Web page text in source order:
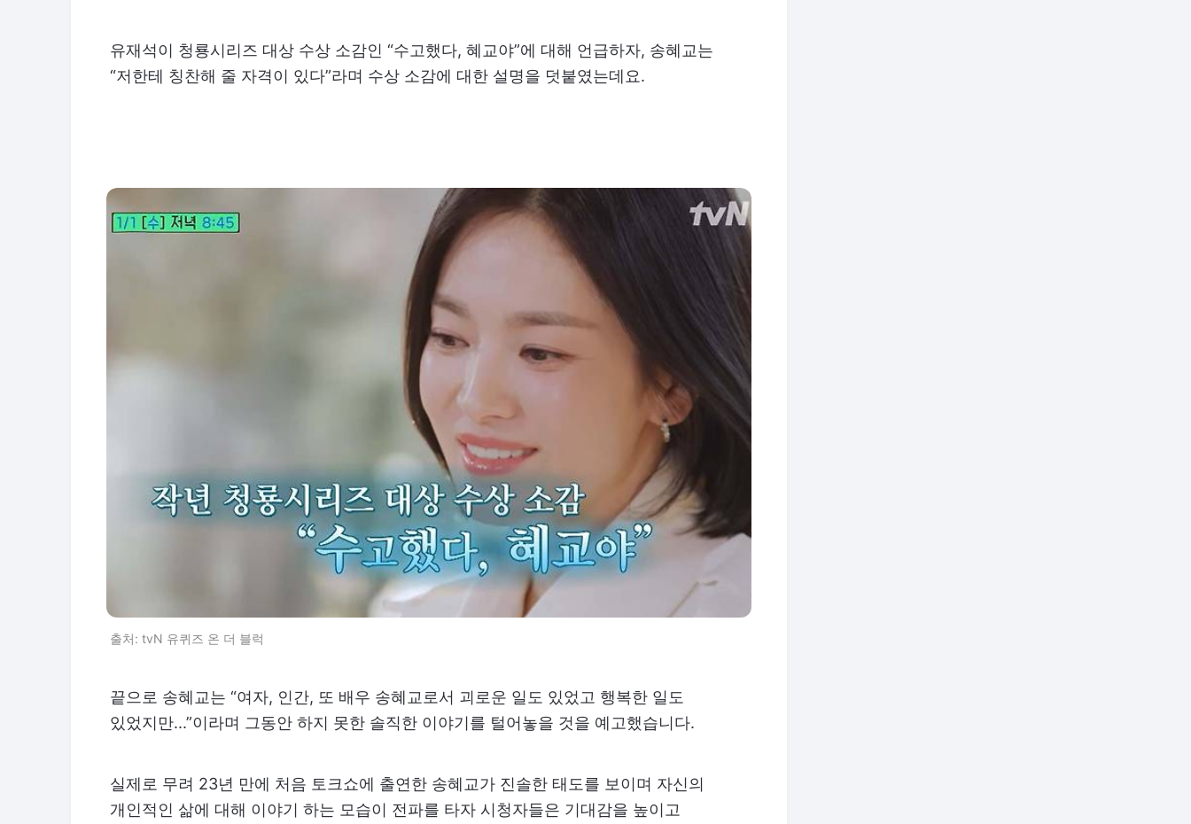
유재석이 청룡시리즈 대상 수상 소감인 “수고했다, 혜교야”에 대해 언급하자, 송혜교는
“저한테 칭찬해 줄 자격이 있다”라며 수상 소감에 대한 설명을 덧붙였는데요.
출처: tvN 유퀴즈 온 더 블럭
끝으로 송혜교는 “여자, 인간, 또 배우 송혜교로서 괴로운 일도 있었고 행복한 일도
있었지만...”이라며 그동안 하지 못한 솔직한 이야기를 털어놓을 것을 예고했습니다.
실제로 무려 23년 만에 처음 토크쇼에 출연한 송혜교가 진솔한 태도를 보이며 자신의
개인적인 삶에 대해 이야기 하는 모습이 전파를 타자 시청자들은 기대감을 높이고